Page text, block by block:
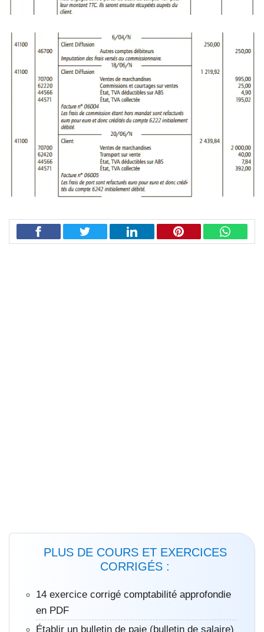
PLUS DE COURS ET EXERCICES
CORRIGÉS :
14 exercice corrigé comptabilité approfondie
en PDF
Établir un bulletin de paie (bulletin de salaire)